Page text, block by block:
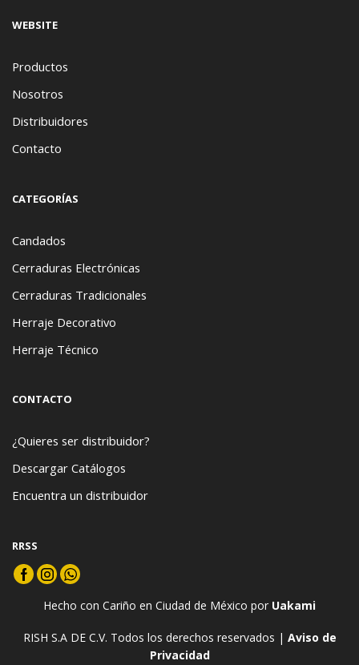
WEBSITE
Productos
Nosotros
Distribuidores
Contacto
CATEGORÍAS
Candados
Cerraduras Electrónicas
Cerraduras Tradicionales
Herraje Decorativo
Herraje Técnico
CONTACTO
¿Quieres ser distribuidor?
Descargar Catálogos
Encuentra un distribuidor
RRSS
Hecho con Cariño en Ciudad de México por Uakami
RISH S.A DE C.V. Todos los derechos reservados | Aviso de
Privacidad